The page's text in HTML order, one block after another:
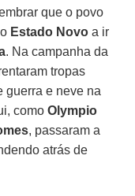
que o povo
Estado Novo a ir
. Na campanha da
tropas
guerra e neve na
como Olympio
, passaram a
atrás de